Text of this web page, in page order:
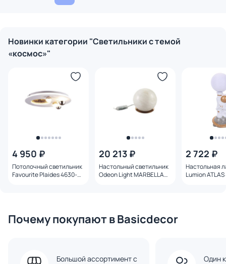
Новинки категории "Светильники с темой
«космос»"
4 950 ₽
Потолочный светильник
Favourite Plaides 4630-
20 213 ₽
Настольный светильник
Odeon Light MARBELLA
2 722 ₽
Настольная
Lumion
Почему покупают в Basicdecor
Большой ассортимент с
Один